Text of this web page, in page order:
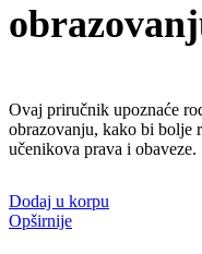
Ovaj priručnik upoznaće
obrazovanju, kako bi bolje
učenikova prava i obaveze.
Dodaj u korpu
Opširnije